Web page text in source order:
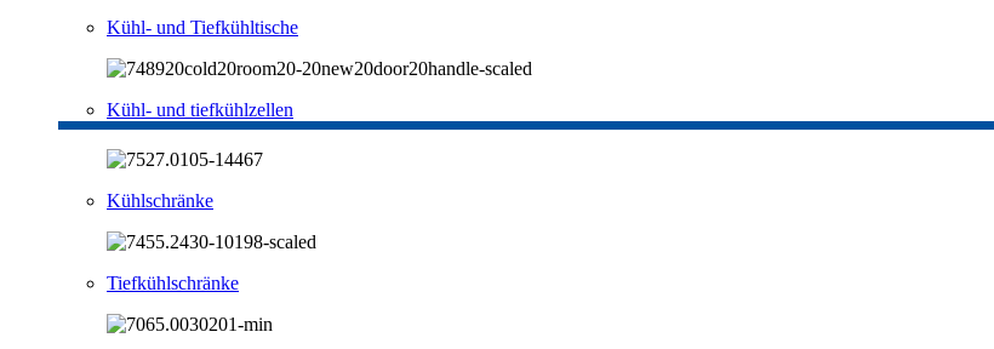
Kühl- und Tiefkühltische
Kühl- und tiefkühlzellen
Kühlschränke
Tiefkühlschränke